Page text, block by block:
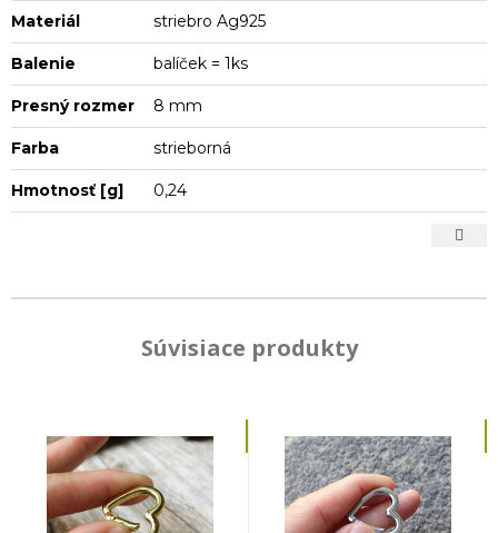
Materiál striebro Ag925
Balenie balíček = 1ks
Presný rozmer 8 mm
Farba strieborná
Hmotnosť [g] 0,24
Súvisiace produkty